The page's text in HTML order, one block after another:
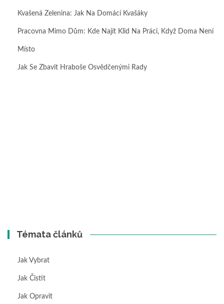
Kvašená Zelenina: Jak Na Domácí Kvašáky
Pracovna Mimo Dům: Kde Najít Klid Na Práci, Když Doma Není
Místo
Jak Se Zbavit Hraboše Osvědčenými Rady
Témata článků
Jak Vybrat
Jak Čistit
Jak Opravit